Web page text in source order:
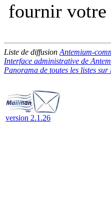
fournir votre
Liste de diffusion Antemium-
Interface administrative de
Panorama de toutes les listes
version 2.1.26